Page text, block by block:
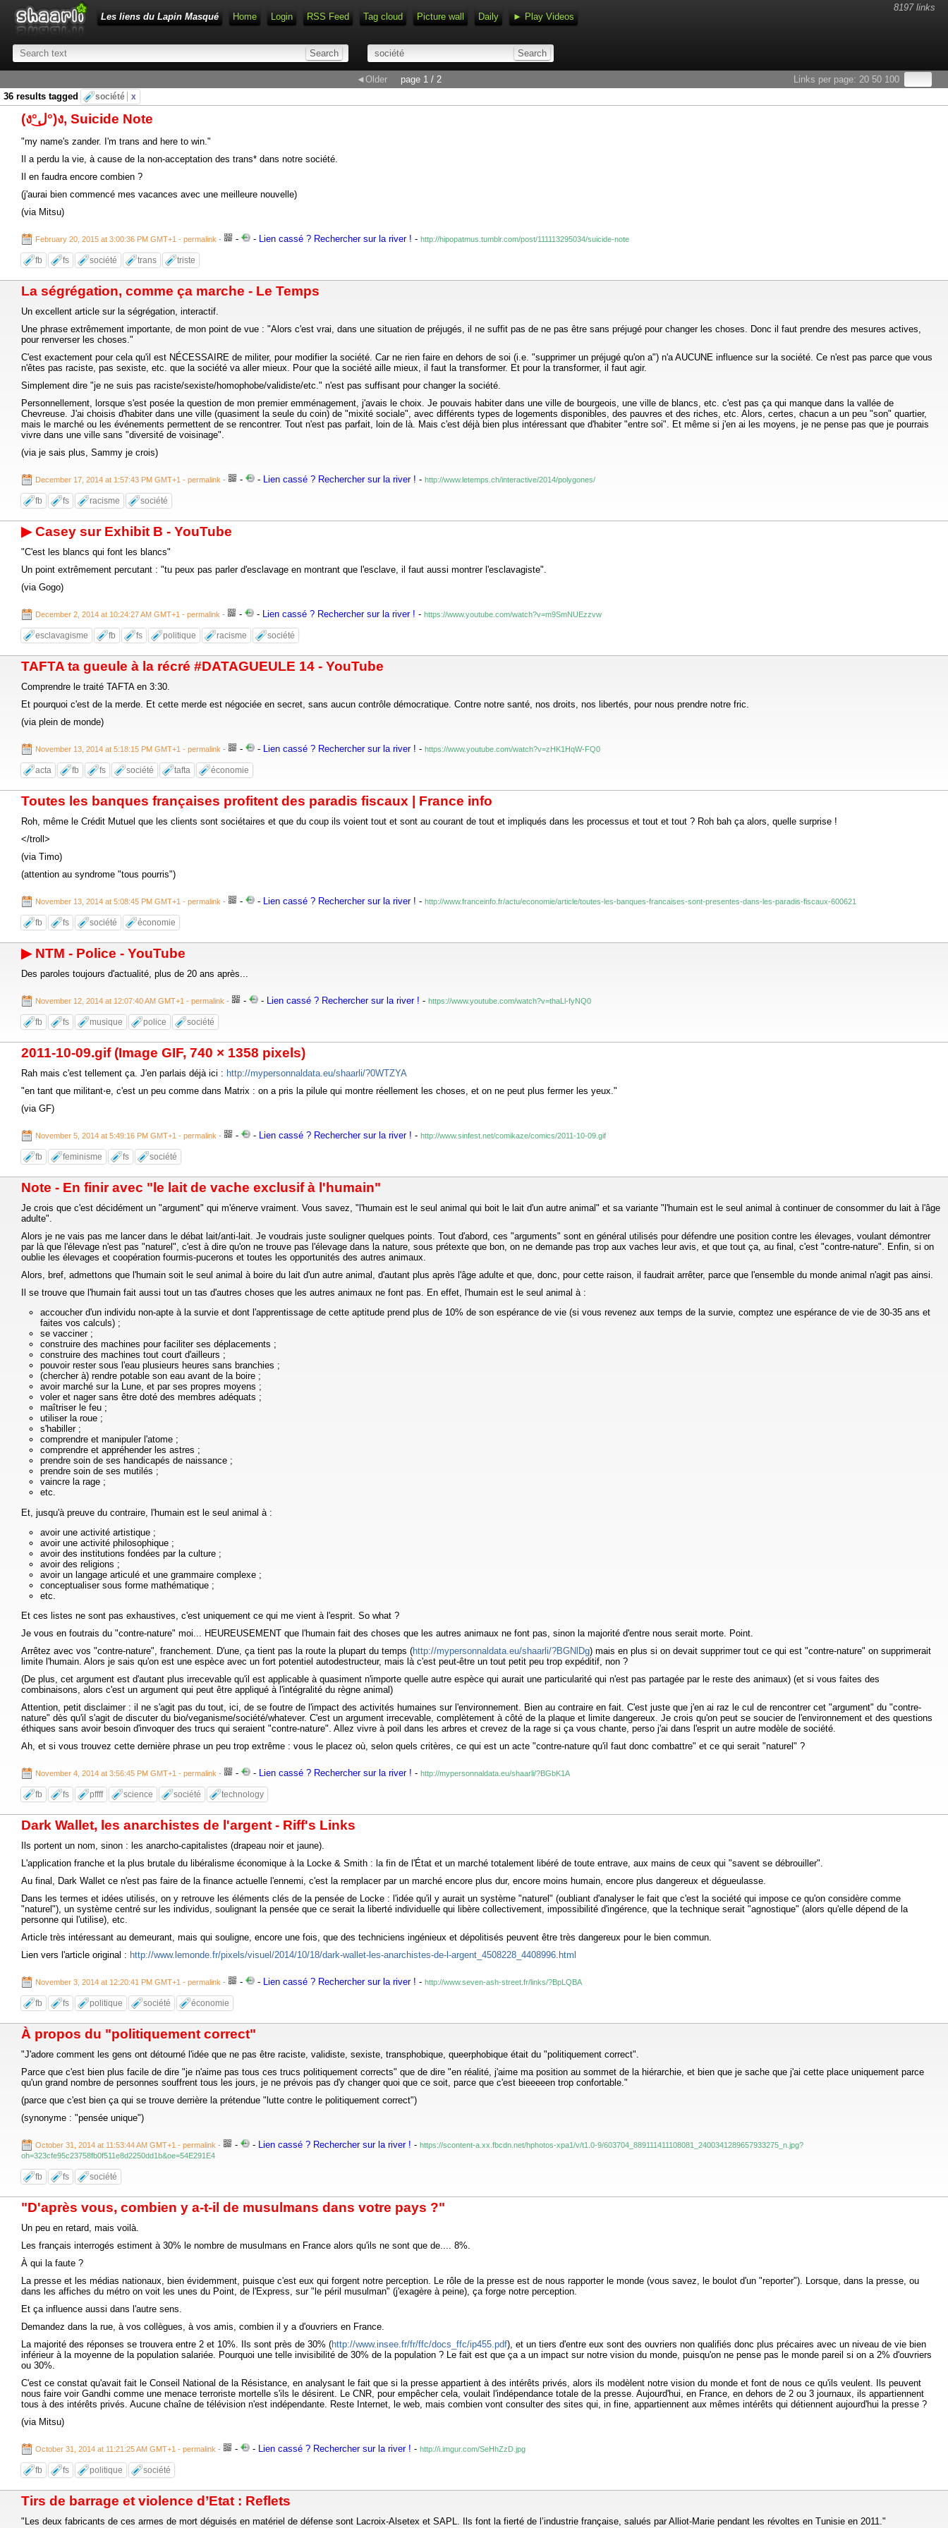
8197 links
Les liens du Lapin Masqué
Home Login RSS Feed Tag cloud Picture wall Daily ► Play Videos
Links per page: 20 50 100
◄Older
page 1 / 2
36 results tagged
société x
(ง°ل͜°)ง, Suicide Note
"my name's zander. I'm trans and here to win."
Il a perdu la vie, à cause de la non-acceptation des trans* dans notre société.
Il en faudra encore combien ?
(j'aurai bien commencé mes vacances avec une meilleure nouvelle)
(via Mitsu)
February 20, 2015 at 3:00:36 PM GMT+1 - permalink - - - Lien cassé ? Rechercher sur la river ! - http://hipopatmus.tumblr.com/post/111113295034/suicide-note
fb fs société trans triste
La ségrégation, comme ça marche - Le Temps
Un excellent article sur la ségrégation, interactif.
Une phrase extrêmement importante, de mon point de vue : "Alors c'est vrai, dans une situation de préjugés, il ne suffit pas de ne pas être sans préjugé pour changer les choses. Donc il faut prendre des mesures actives,
pour renverser les choses."
C'est exactement pour cela qu'il est NÉCESSAIRE de militer, pour modifier la société. Car ne rien faire en dehors de soi (i.e. "supprimer un préjugé qu'on a") n'a AUCUNE influence sur la société. Ce n'est pas parce que vous
n'êtes pas raciste, pas sexiste, etc. que la société va aller mieux. Pour que la société aille mieux, il faut la transformer. Et pour la transformer, il faut agir.
Simplement dire "je ne suis pas raciste/sexiste/homophobe/validiste/etc." n'est pas suffisant pour changer la société.
Personnellement, lorsque s'est posée la question de mon premier emménagement, j'avais le choix. Je pouvais habiter dans une ville de bourgeois, une ville de blancs, etc. c'est pas ça qui manque dans la vallée de
Chevreuse. J'ai choisis d'habiter dans une ville (quasiment la seule du coin) de "mixité sociale", avec différents types de logements disponibles, des pauvres et des riches, etc. Alors, certes, chacun a un peu "son" quartier,
mais le marché ou les événements permettent de se rencontrer. Tout n'est pas parfait, loin de là. Mais c'est déjà bien plus intéressant que d'habiter "entre soi". Et même si j'en ai les moyens, je ne pense pas que je pourrais
vivre dans une ville sans "diversité de voisinage".
(via je sais plus, Sammy je crois)
December 17, 2014 at 1:57:43 PM GMT+1 - permalink - - - Lien cassé ? Rechercher sur la river ! - http://www.letemps.ch/interactive/2014/polygones/
fb fs racisme société
▶ Casey sur Exhibit B - YouTube
"C'est les blancs qui font les blancs"
Un point extrêmement percutant : "tu peux pas parler d'esclavage en montrant que l'esclave, il faut aussi montrer l'esclavagiste".
(via Gogo)
December 2, 2014 at 10:24:27 AM GMT+1 - permalink - - - Lien cassé ? Rechercher sur la river ! - https://www.youtube.com/watch?v=m9SmNUEzzvw
esclavagisme fb fs politique racisme société
TAFTA ta gueule à la récré #DATAGUEULE 14 - YouTube
Comprendre le traité TAFTA en 3:30.
Et pourquoi c'est de la merde. Et cette merde est négociée en secret, sans aucun contrôle démocratique. Contre notre santé, nos droits, nos libertés, pour nous prendre notre fric.
(via plein de monde)
November 13, 2014 at 5:18:15 PM GMT+1 - permalink - - - Lien cassé ? Rechercher sur la river ! - https://www.youtube.com/watch?v=zHK1HqW-FQ0
acta fb fs société tafta économie
Toutes les banques françaises profitent des paradis fiscaux | France info
Roh, même le Crédit Mutuel que les clients sont sociétaires et que du coup ils voient tout et sont au courant de tout et impliqués dans les processus et tout et tout ? Roh bah ça alors, quelle surprise !
</troll>
(via Timo)
(attention au syndrome "tous pourris")
November 13, 2014 at 5:08:45 PM GMT+1 - permalink - - - Lien cassé ? Rechercher sur la river ! - http://www.franceinfo.fr/actu/economie/article/toutes-les-banques-francaises-sont-presentes-dans-les-paradis-fiscaux-600621
fb fs société économie
▶ NTM - Police - YouTube
Des paroles toujours d'actualité, plus de 20 ans après...
November 12, 2014 at 12:07:40 AM GMT+1 - permalink - - - Lien cassé ? Rechercher sur la river ! - https://www.youtube.com/watch?v=thaLl-fyNQ0
fb fs musique police société
2011-10-09.gif (Image GIF, 740 × 1358 pixels)
Rah mais c'est tellement ça. J'en parlais déjà ici : http://mypersonnaldata.eu/shaarli/?0WTZYA
"en tant que militant⋅e, c'est un peu comme dans Matrix : on a pris la pilule qui montre réellement les choses, et on ne peut plus fermer les yeux."
(via GF)
November 5, 2014 at 5:49:16 PM GMT+1 - permalink - - - Lien cassé ? Rechercher sur la river ! - http://www.sinfest.net/comikaze/comics/2011-10-09.gif
fb feminisme fs société
Note - En finir avec "le lait de vache exclusif à l'humain"
Je crois que c'est décidément un "argument" qui m'énerve vraiment. Vous savez, "l'humain est le seul animal qui boit le lait d'un autre animal" et sa variante "l'humain est le seul animal à continuer de consommer du lait à l'âge
adulte".
Alors je ne vais pas me lancer dans le débat lait/anti-lait. Je voudrais juste souligner quelques points. Tout d'abord, ces "arguments" sont en général utilisés pour défendre une position contre les élevages, voulant démontrer
par là que l'élevage n'est pas "naturel", c'est à dire qu'on ne trouve pas l'élevage dans la nature, sous prétexte que bon, on ne demande pas trop aux vaches leur avis, et que tout ça, au final, c'est "contre-nature". Enfin, si on
oublie les élevages et coopération fourmis-pucerons et toutes les opportunités des autres animaux.
Alors, bref, admettons que l'humain soit le seul animal à boire du lait d'un autre animal, d'autant plus après l'âge adulte et que, donc, pour cette raison, il faudrait arrêter, parce que l'ensemble du monde animal n'agit pas ainsi.
Il se trouve que l'humain fait aussi tout un tas d'autres choses que les autres animaux ne font pas. En effet, l'humain est le seul animal à :
accoucher d'un individu non-apte à la survie et dont l'apprentissage de cette aptitude prend plus de 10% de son espérance de vie (si vous revenez aux temps de la survie, comptez une espérance de vie de 30-35 ans et
faites vos calculs) ;
se vacciner ;
construire des machines pour faciliter ses déplacements ;
construire des machines tout court d'ailleurs ;
pouvoir rester sous l'eau plusieurs heures sans branchies ;
(chercher à) rendre potable son eau avant de la boire ;
avoir marché sur la Lune, et par ses propres moyens ;
voler et nager sans être doté des membres adéquats ;
maîtriser le feu ;
utiliser la roue ;
s'habiller ;
comprendre et manipuler l'atome ;
comprendre et appréhender les astres ;
prendre soin de ses handicapés de naissance ;
prendre soin de ses mutilés ;
vaincre la rage ;
etc.
Et, jusqu'à preuve du contraire, l'humain est le seul animal à :
avoir une activité artistique ;
avoir une activité philosophique ;
avoir des institutions fondées par la culture ;
avoir des religions ;
avoir un langage articulé et une grammaire complexe ;
conceptualiser sous forme mathématique ;
etc.
Et ces listes ne sont pas exhaustives, c'est uniquement ce qui me vient à l'esprit. So what ?
Je vous en foutrais du "contre-nature" moi... HEUREUSEMENT que l'humain fait des choses que les autres animaux ne font pas, sinon la majorité d'entre nous serait morte. Point.
Arrêtez avec vos "contre-nature", franchement. D'une, ça tient pas la route la plupart du temps (http://mypersonnaldata.eu/shaarli/?BGNlDg) mais en plus si on devait supprimer tout ce qui est "contre-nature" on supprimerait
limite l'humain. Alors je sais qu'on est une espèce avec un fort potentiel autodestructeur, mais là c'est peut-être un tout petit peu trop expéditif, non ?
(De plus, cet argument est d'autant plus irrecevable qu'il est applicable à quasiment n'importe quelle autre espèce qui aurait une particularité qui n'est pas partagée par le reste des animaux) (et si vous faites des
combinaisons, alors c'est un argument qui peut être appliqué à l'intégralité du règne animal)
Attention, petit disclaimer : il ne s'agit pas du tout, ici, de se foutre de l'impact des activités humaines sur l'environnement. Bien au contraire en fait. C'est juste que j'en ai raz le cul de rencontrer cet "argument" du "contre-
nature" dès qu'il s'agit de discuter du bio/veganisme/société/whatever. C'est un argument irrecevable, complètement à côté de la plaque et limite dangereux. Je crois qu'on peut se soucier de l'environnement et des questions
éthiques sans avoir besoin d'invoquer des trucs qui seraient "contre-nature". Allez vivre à poil dans les arbres et crevez de la rage si ça vous chante, perso j'ai dans l'esprit un autre modèle de société.
Ah, et si vous trouvez cette dernière phrase un peu trop extrême : vous le placez où, selon quels critères, ce qui est un acte "contre-nature qu'il faut donc combattre" et ce qui serait "naturel" ?
November 4, 2014 at 3:56:45 PM GMT+1 - permalink - - - Lien cassé ? Rechercher sur la river ! - http://mypersonnaldata.eu/shaarli/?BGbK1A
fb fs pffff science société technology
Dark Wallet, les anarchistes de l'argent - Riff's Links
Ils portent un nom, sinon : les anarcho-capitalistes (drapeau noir et jaune).
L'application franche et la plus brutale du libéralisme économique à la Locke & Smith : la fin de l'État et un marché totalement libéré de toute entrave, aux mains de ceux qui "savent se débrouiller".
Au final, Dark Wallet ce n'est pas faire de la finance actuelle l'ennemi, c'est la remplacer par un marché encore plus dur, encore moins humain, encore plus dangereux et dégueulasse.
Dans les termes et idées utilisés, on y retrouve les éléments clés de la pensée de Locke : l'idée qu'il y aurait un système "naturel" (oubliant d'analyser le fait que c'est la société qui impose ce qu'on considère comme
"naturel"), un système centré sur les individus, soulignant la pensée que ce serait la liberté individuelle qui libère collectivement, impossibilité d'ingérence, que la technique serait "agnostique" (alors qu'elle dépend de la
personne qui l'utilise), etc.
Article très intéressant au demeurant, mais qui souligne, encore une fois, que des techniciens ingénieux et dépolitisés peuvent être très dangereux pour le bien commun.
Lien vers l'article original : http://www.lemonde.fr/pixels/visuel/2014/10/18/dark-wallet-les-anarchistes-de-l-argent_4508228_4408996.html
November 3, 2014 at 12:20:41 PM GMT+1 - permalink - - - Lien cassé ? Rechercher sur la river ! - http://www.seven-ash-street.fr/links/?BpLQBA
fb fs politique société économie
À propos du "politiquement correct"
"J'adore comment les gens ont détourné l'idée que ne pas être raciste, validiste, sexiste, transphobique, queerphobique était du "politiquement correct".
Parce que c'est bien plus facile de dire "je n'aime pas tous ces trucs politiquement corrects" que de dire "en réalité, j'aime ma position au sommet de la hiérarchie, et bien que je sache que j'ai cette place uniquement parce
qu'un grand nombre de personnes souffrent tous les jours, je ne prévois pas d'y changer quoi que ce soit, parce que c'est bieeeeen trop confortable."
(parce que c'est bien ça qui se trouve derrière la prétendue "lutte contre le politiquement correct")
(synonyme : "pensée unique")
October 31, 2014 at 11:53:44 AM GMT+1 - permalink - - - Lien cassé ? Rechercher sur la river ! - https://scontent-a.xx.fbcdn.net/hphotos-xpa1/v/t1.0-9/603704_889111411108081_2400341289657933275_n.jpg?
oh=323cfe95c23758fb0f511e8d2250dd1b&oe=54E291E4
fb fs société
"D'après vous, combien y a-t-il de musulmans dans votre pays ?"
Un peu en retard, mais voilà.
Les français interrogés estiment à 30% le nombre de musulmans en France alors qu'ils ne sont que de.... 8%.
À qui la faute ?
La presse et les médias nationaux, bien évidemment, puisque c'est eux qui forgent notre perception. Le rôle de la presse est de nous rapporter le monde (vous savez, le boulot d'un "reporter"). Lorsque, dans la presse, ou
dans les affiches du métro on voit les unes du Point, de l'Express, sur "le péril musulman" (j'exagère à peine), ça forge notre perception.
Et ça influence aussi dans l'autre sens.
Demandez dans la rue, à vos collègues, à vos amis, combien il y a d'ouvriers en France.
La majorité des réponses se trouvera entre 2 et 10%. Ils sont près de 30% (http://www.insee.fr/fr/ffc/docs_ffc/ip455.pdf), et un tiers d'entre eux sont des ouvriers non qualifiés donc plus précaires avec un niveau de vie bien
inférieur à la moyenne de la population salariée. Pourquoi une telle invisibilité de 30% de la population ? Le fait est que ça a un impact sur notre vision du monde, puisqu'on ne pense pas le monde pareil si on a 2% d'ouvriers
ou 30%.
C'est ce constat qu'avait fait le Conseil National de la Résistance, en analysant le fait que si la presse appartient à des intérêts privés, alors ils modèlent notre vision du monde et font de nous ce qu'ils veulent. Ils peuvent
nous faire voir Gandhi comme une menace terroriste mortelle s'ils le désirent. Le CNR, pour empêcher cela, voulait l'indépendance totale de la presse. Aujourd'hui, en France, en dehors de 2 ou 3 journaux, ils appartiennent
tous à des intérêts privés. Aucune chaîne de télévision n'est indépendante. Reste Internet, le web, mais combien vont consulter des sites qui, in fine, appartiennent aux mêmes intérêts qui détiennent aujourd'hui la presse ?
(via Mitsu)
October 31, 2014 at 11:21:25 AM GMT+1 - permalink - - - Lien cassé ? Rechercher sur la river ! - http://i.imgur.com/SeHhZzD.jpg
fb fs politique société
Tirs de barrage et violence d’Etat : Reflets
"Les deux fabricants de ces armes de mort déguisés en matériel de défense sont Lacroix-Alsetex et SAPL. Ils font la fierté de l’industrie française, salués par Alliot-Marie pendant les révoltes en Tunisie en 2011."